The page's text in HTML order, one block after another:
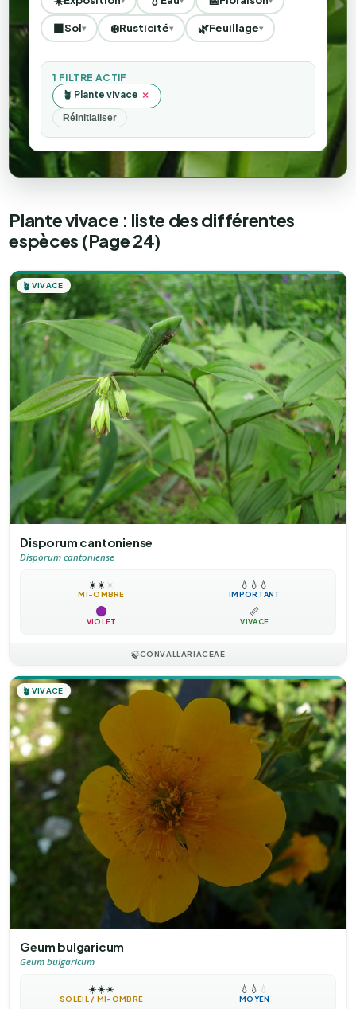
🟫Sol▾ ❄️Rusticité▾ 🌿Feuillage▾
1 FILTRE ACTIF
🪴 Plante vivace ×
Réinitialiser
Plante vivace : liste des différentes
espèces (Page 24)
🪴 VIVACE
Disporum cantoniense
Disporum cantoniense
☀️☀️☀️
MI-OMBRE
💧 💧 💧
IMPORTANT
VIOLET
📏
VIVACE
🍃CONVALLARIACEAE
🪴 VIVACE
Geum bulgaricum
Geum bulgaricum
☀️☀️☀️
SOLEIL / MI-OMBRE
💧 💧 💧
MOYEN